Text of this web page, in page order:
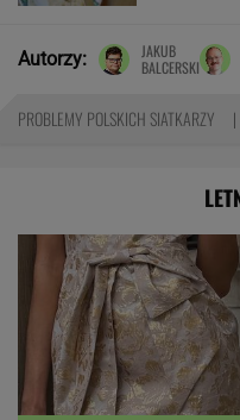
Autorzy:
JAKUB
BALCERSKI
PROBLEMY POLSKICH SIATKARZY